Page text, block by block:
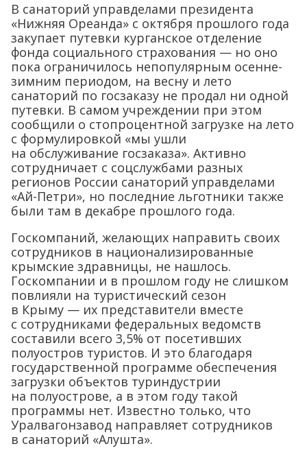
В санаторий управделами президента
«Нижняя Ореанда» с октября прошлого года
закупает путевки курганское отделение
фонда социального страхования — но оно
пока ограничилось непопулярным осенне-
зимним периодом, на весну и лето
санаторий по госзаказу не продал ни одной
путевки. В самом учреждении при этом
сообщили о стопроцентной загрузке на лето
с формулировкой «мы ушли
на обслуживание госзаказа». Активно
сотрудничает с соцслужбами разных
регионов России санаторий управделами
«Ай-Петри», но последние льготники также
были там в декабре прошлого года.
Госкомпаний, желающих направить своих
сотрудников в национализированные
крымские здравницы, не нашлось.
Госкомпании и в прошлом году не слишком
повлияли на туристический сезон
в Крыму — их представители вместе
с сотрудниками федеральных ведомств
составили всего 3,5% от посетивших
полуостров туристов. И это благодаря
государственной программе обеспечения
загрузки объектов туриндустрии
на полуострове, а в этом году такой
программы нет. Известно только, что
Уралвагонзавод направляет сотрудников
в санаторий «Алушта».